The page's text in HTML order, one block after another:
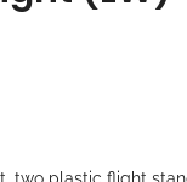
two plastic flight